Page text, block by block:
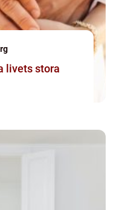
livets stora